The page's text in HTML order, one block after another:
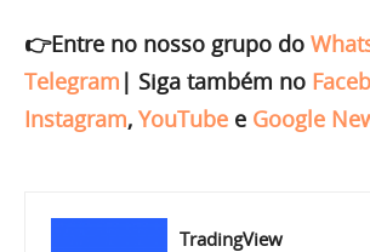
👉Entre no nosso grupo do
Telegram | Siga também no
Instagram, YouTube e Google
TradingView